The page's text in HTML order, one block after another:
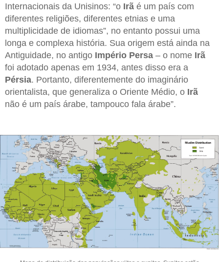
Internacionais da Unisinos: “o Irã é um país com
diferentes religiões, diferentes etnias e uma
multiplicidade de idiomas”, no entanto possui uma
longa e complexa história. Sua origem está ainda na
Antiguidade, no antigo Império Persa – o nome Irã
foi adotado apenas em 1934, antes disso era a
Pérsia. Portanto, diferentemente do imaginário
orientalista, que generaliza o Oriente Médio, o Irã
não é um país árabe, tampouco fala árabe”.